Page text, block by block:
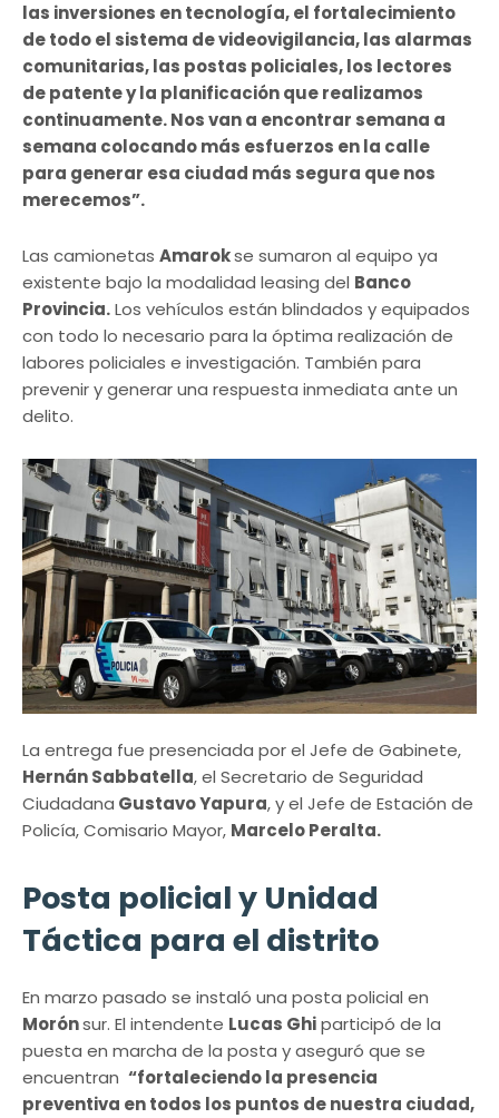
las inversiones en tecnología, el fortalecimiento
de todo el sistema de videovigilancia, las alarmas
comunitarias, las postas policiales, los lectores
de patente y la planificación que realizamos
continuamente. Nos van a encontrar semana a
semana colocando más esfuerzos en la calle
para generar esa ciudad más segura que nos
merecemos”.
Las camionetas Amarokse sumaron al equipo ya
existente bajo la modalidad leasing del Banco
Provincia.Los vehículos están blindados y equipados
con todo lo necesario para la óptima realización de
labores policiales e investigación. También para
prevenir y generar una respuesta inmediata ante un
delito.
La entrega fue presenciada por el Jefe de Gabinete,
Hernán Sabbatella, el Secretario de Seguridad
Ciudadana Gustavo Yapura, y el Jefe de Estación de
Policía, Comisario Mayor, Marcelo Peralta.
Posta policial y Unidad
Táctica para el distrito
En marzo pasado se instaló una posta policial en
Morónsur. El intendente Lucas Ghiparticipó de la
puesta en marcha de la posta y aseguró que se
encuentran “fortaleciendo la presencia
preventiva en todos los puntos de nuestra ciudad,